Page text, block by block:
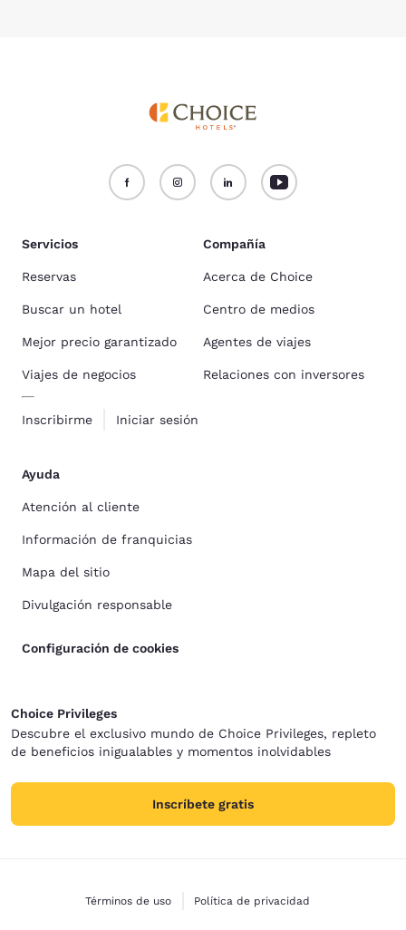
Servicios
Reservas
Buscar un hotel
Mejor precio garantizado
Viajes de negocios
Inscribirme Iniciar sesión
Compañía
Acerca de Choice
Centro de medios
Agentes de viajes
Relaciones con inversores
Ayuda
Atención al cliente
Información de franquicias
Mapa del sitio
Divulgación responsable
Configuración de cookies
Choice Privileges
Descubre el exclusivo mundo de Choice Privileges, repleto
de beneficios inigualables y momentos inolvidables
Inscríbete gratis
Términos de uso Política de privacidad